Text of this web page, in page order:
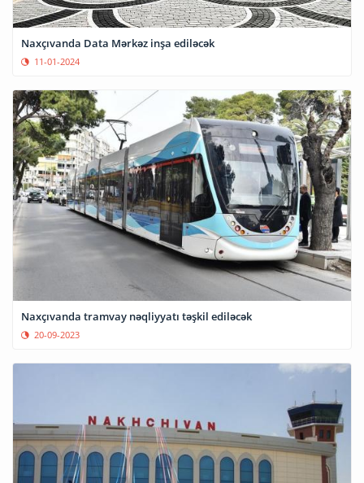
Naxçıvanda Data Mərkəz inşa ediləcək
11-01-2024
Naxçıvanda tramvay nəqliyyatı təşkil ediləcək
20-09-2023